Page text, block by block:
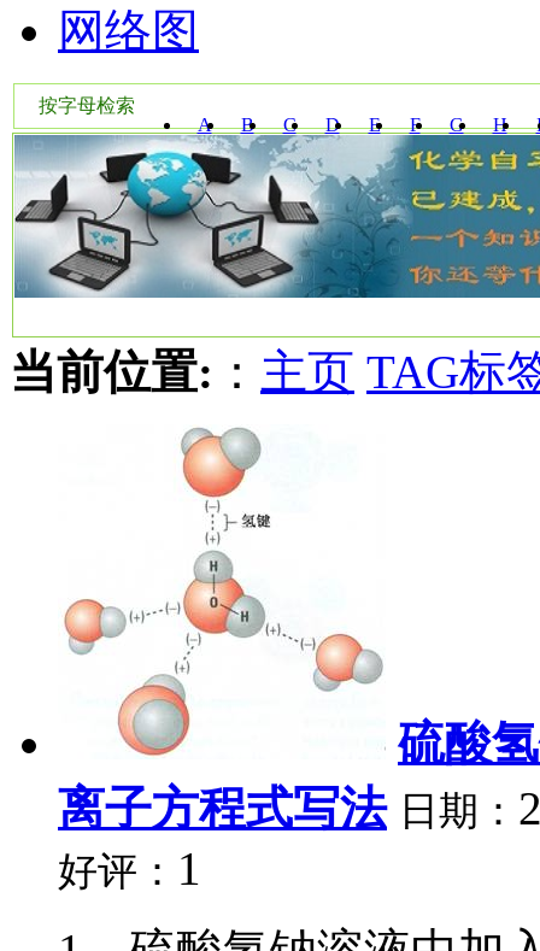
网络图
按字母检索
A
B C D E F G H
W Y
当前位置: ： 主页 TAG标
硫酸
离子方程式写法 日期：
好评： 1